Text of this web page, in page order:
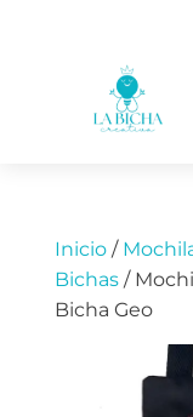
Inicio/
Bichas/
Bicha Geo